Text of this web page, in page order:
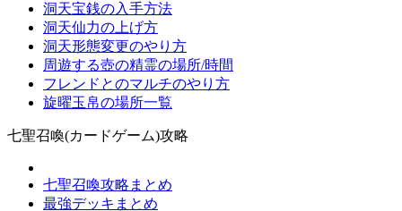
洞天宝銭の入手方法
洞天仙力の上げ方
洞天形態変更のやり方
周遊する壺の精霊の場所/時間
フレンドとのマルチのやり方
旋曜玉帛の場所一覧
七聖召喚(カードゲーム)攻略
七聖召喚攻略まとめ
最強デッキまとめ